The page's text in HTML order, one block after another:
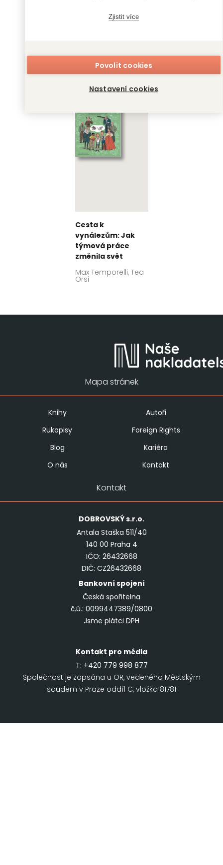
Zjistit více
Povolit cookies
Nastavení cookies
dračích legend
Tea Orsi, Anna Láng
Velká kniha
lesních bytostí
Tea Orsi, Anna Láng
Cesta k
vynálezům: Jak
týmová práce
změnila svět
Max Temporelli, Tea
Orsi
Mapa stránek
Knihy
Autoři
Rukopisy
Foreign Rights
Blog
Kariéra
O nás
Kontakt
Kontakt
DOBROVSKÝs.r.o.
Antala Staška 511/40
140 00 Praha 4
IČO: 26432668
DIČ: CZ26432668
Bankovní spojení
Česká spořitelna
č.ú.: 0099447389/0800
Jsme plátci DPH
Kontakt pro média
T: +420 779 998 877
Společnost je zapsána u OR, vedeného Městským
soudem v Praze oddíl C, vložka 81781